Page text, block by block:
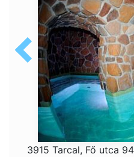
3915 Tarcal, Fő utca